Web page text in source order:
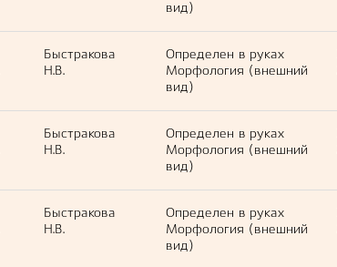
вид)
Быстракова
Н.В.
Определен в руках
Морфология (внешний
вид)
Быстракова
Н.В.
Определен в руках
Морфология (внешний
вид)
Быстракова
Н.В.
Определен в руках
Морфология (внешний
вид)